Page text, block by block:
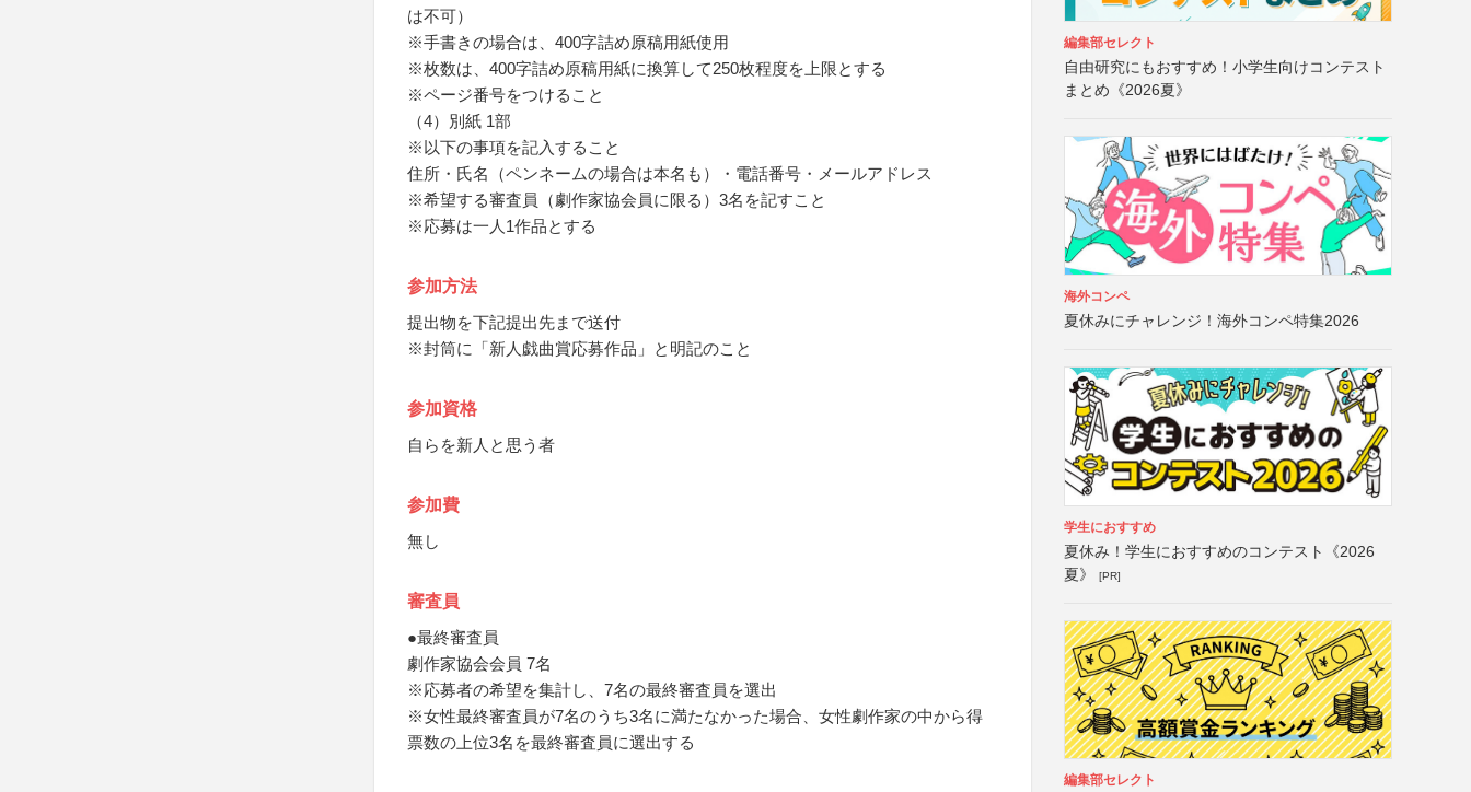
は不可）
※手書きの場合は、400字詰め原稿用紙使用
※枚数は、400字詰め原稿用紙に換算して250枚程度を上限とする
※ページ番号をつけること
（4）別紙 1部
※以下の事項を記入すること
住所・氏名（ペンネームの場合は本名も）・電話番号・メールアドレス
※希望する審査員（劇作家協会員に限る）3名を記すこと
※応募は一人1作品とする
参加方法
提出物を下記提出先まで送付
※封筒に「新人戯曲賞応募作品」と明記のこと
参加資格
自らを新人と思う者
参加費
無し
審査員
●最終審査員
劇作家協会会員 7名
※応募者の希望を集計し、7名の最終審査員を選出
※女性最終審査員が7名のうち3名に満たなかった場合、女性劇作家の中から得
票数の上位3名を最終審査員に選出する
編集部セレクト
自由研究にもおすすめ！小学生向けコンテスト
まとめ《2026夏》
海外コンペ
夏休みにチャレンジ！海外コンペ特集2026
学生におすすめ
夏休み！学生におすすめのコンテスト《2026
夏》
[PR]
編集部セレクト